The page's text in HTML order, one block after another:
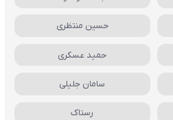
حسین منتظری
حمید عسکری
سامان جلیلی
رستاک